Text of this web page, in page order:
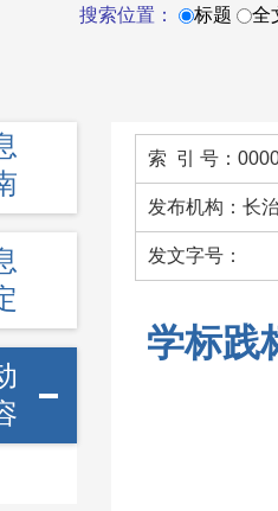
搜索位置： 标题 全
索 引 号：
发布机构：长
发文字号：
学标践